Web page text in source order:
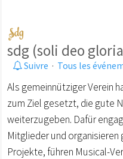
sdg (soli deo
Suivre · Tous les
Als gemeinnütziger Verein
zum Ziel gesetzt, die gute
weiterzugeben. Dafür
Mitglieder und
Projekte, führen Musical-